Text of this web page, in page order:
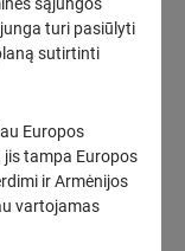
–
šeimos gydytojas
grandis? Kodėl
pakeisti VII
turi pasiūlyti
sutirtinti
Europos
jis tampa Europos
ir Armėnijos
vartojamas